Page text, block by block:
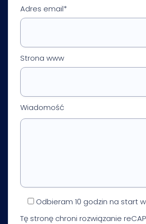
Adres email*
Strona www
Wiadomość
Odbieram 10 godzin na start
Tę stronę chroni rozwiązanie